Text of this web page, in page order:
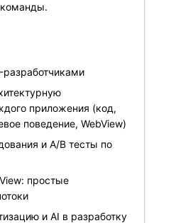
команды.
разработчиками
приложения (код,
поведение, WebView)
и A/B тесты по
простые
и AI в разработку